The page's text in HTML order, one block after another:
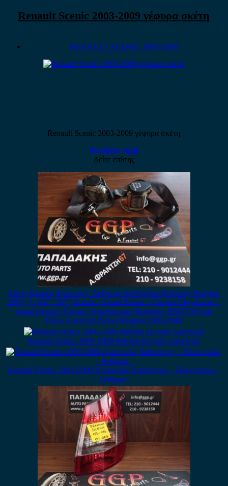
Renault Scenic 2003-2009 γέφυρα σκέτη
RENAULT SCENIC 2003-2009
Renault Scenic 2003-2009 γέφυρα σκέτη
Ρωτήστε τιμή
Δείτε επίσης
Ζώνη Εμπρός Αριστερή / Δεξιά με Αισθητήρα Κρούσης Peugeot
206 (+) / 407 / 307 / Scenic / Grand Scenic / Citroen C4 (picasso –
grand picasso) Cactus / Aircross και (Κωδικός: B507743) και
Πίσω Αριστερή/Δεξια Megane 2002-2008
Renault Scenic 2006-2009 Φανάρι Εμπρός Αριστερό
Renault Scenic 2003-2009 Αριστερός Καθρέπτης – Ηλεκτρικός –
Ανθρακί .